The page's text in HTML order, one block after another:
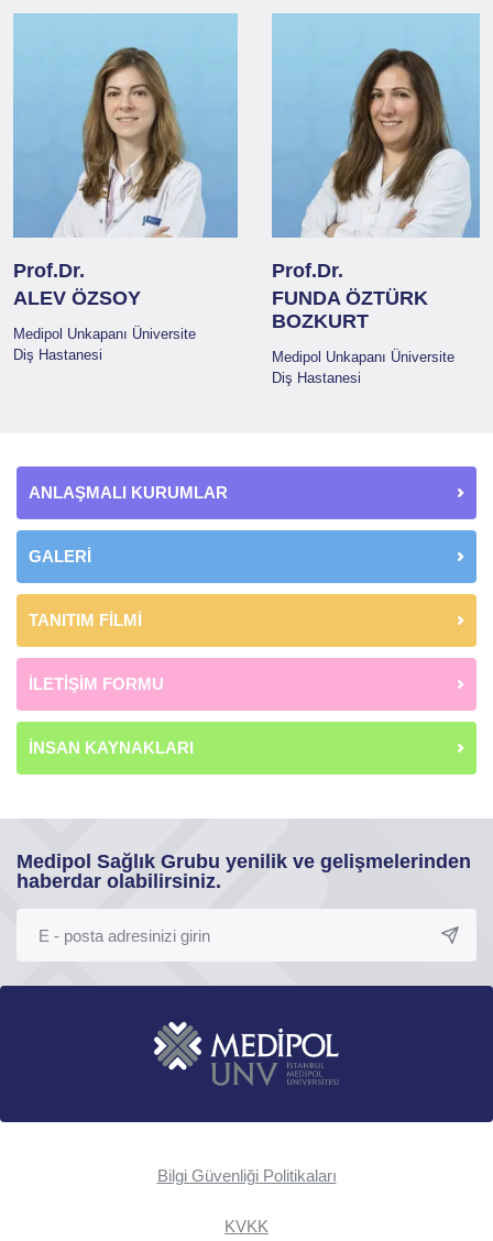
Prof.Dr.
ALEV ÖZSOY
Medipol Unkapanı Üniversite
Diş Hastanesi
Prof.Dr.
FUNDA ÖZTÜRK
BOZKURT
Medipol Unkapanı Üniversite
Diş Hastanesi
ANLAŞMALI KURUMLAR
GALERİ
TANITIM FİLMİ
İLETİŞİM FORMU
İNSAN KAYNAKLARI
Medipol Sağlık Grubu yenilik ve gelişmelerinden
haberdar olabilirsiniz.
Bilgi Güvenliği Politikaları
KVKK